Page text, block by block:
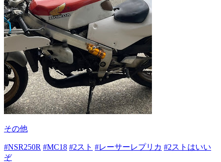
その他
#NSR250R #MC18 #2スト #レーサーレプリカ #2ストはいい
ぞ